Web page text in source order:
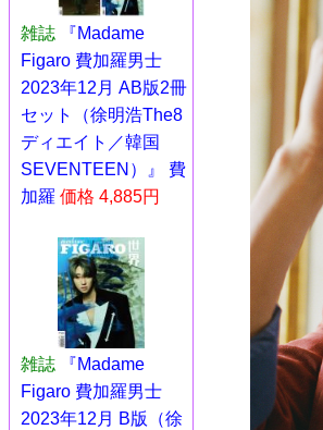
雑誌
『Madame
Figaro 費加羅男士
2023年12月 AB版2冊
セット（徐明浩The8
ディエイト／韓国
SEVENTEEN）』 費
加羅 価格 4,885円
雑誌
『Madame
Figaro 費加羅男士
2023年12月 B版（徐